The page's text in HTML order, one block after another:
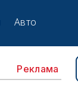
Авто
Реклама